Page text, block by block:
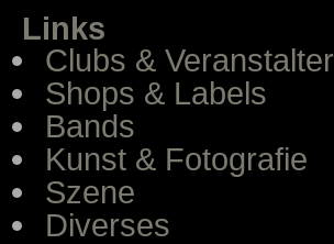
Links
Clubs & Veranstalter
Shops & Labels
Bands
Kunst & Fotografie
Szene
Diverses